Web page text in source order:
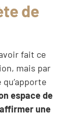
de
fait ce
mais par
espace de
une